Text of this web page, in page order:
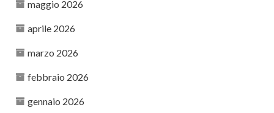
maggio 2026
aprile 2026
marzo 2026
febbraio 2026
gennaio 2026